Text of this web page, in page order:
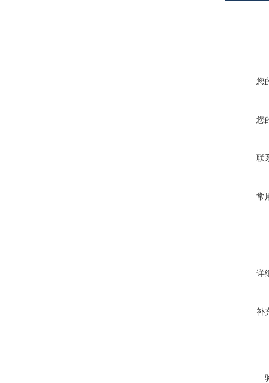
您
您
联
常
详
补